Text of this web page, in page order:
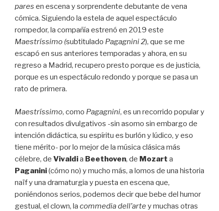
pares en escena y sorprendente debutante de vena
cómica. Siguiendo la estela de aquel espectáculo
rompedor, la compañía estrenó en 2019 este
Maestríssimo (subtitulado Pagagnini 2), que se me
escapó en sus anteriores temporadas y ahora, en su
regreso a Madrid, recupero presto porque es de justicia,
porque es un espectáculo redondo y porque se pasa un
rato de primera.
Maestríssimo, como Pagagnini, es un recorrido popular y
con resultados divulgativos -sin asomo sin embargo de
intención didáctica, su espíritu es burlón y lúdico, y eso
tiene mérito- por lo mejor de la música clásica más
célebre, de Vivaldia Beethoven, de Mozart a
Paganini(cómo no) y mucho más, a lomos de una historia
naïf y una dramaturgia y puesta en escena que,
poniéndonos serios, podemos decir que bebe del humor
gestual, el clown, la commedia dell’arte y muchas otras